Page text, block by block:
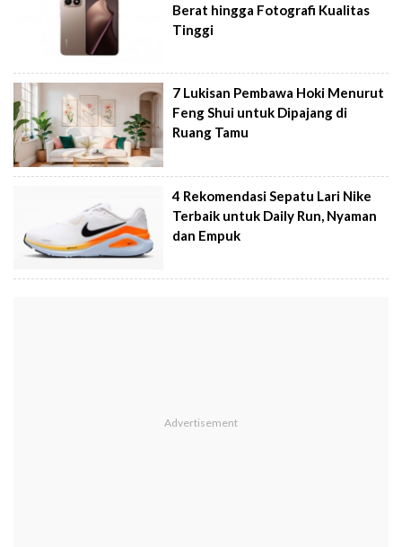
Berat hingga Fotografi Kualitas
Tinggi
7 Lukisan Pembawa Hoki Menurut
Feng Shui untuk Dipajang di
Ruang Tamu
4 Rekomendasi Sepatu Lari Nike
Terbaik untuk Daily Run, Nyaman
dan Empuk